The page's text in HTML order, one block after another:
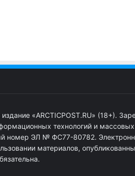
«ARCTICPOST.RU» (18+).
технологий и
номер ЭЛ № ФС77-80782.
материалов,